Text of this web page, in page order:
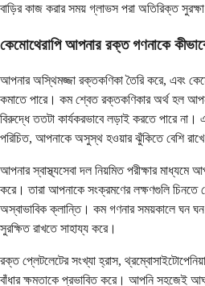
বাড়ির কাজ করার সময় গ্লাভস পরা অতিরিক্ত
কেমোথেরাপি আপনার রক্ত ​​গণনাকে
আপনার অস্থিমজ্জা রক্তকণিকা তৈরি করে, এবং
কমাতে পারে। কম শ্বেত রক্তকণিকার অর্থ হল
বিরুদ্ধে ততটা কার্যকরভাবে লড়াই করতে পারে না।
পরিচিত, আপনাকে অসুস্থ হওয়ার ঝুঁকিতে বেশি
আপনার স্বাস্থ্যসেবা দল নিয়মিত পরীক্ষার মাধ্যমে
করে। তারা আপনাকে সংক্রমণের লক্ষণগুলি চিনতে
অস্বাভাবিক ক্লান্তি। কম গণনার সময়কালে ঘন
সুরক্ষিত রাখতে সাহায্য করে।
রক্ত প্লেটলেটের সংখ্যা হ্রাস,
বাঁধার ক্ষমতাকে প্রভাবিত করে। আপনি সহজেই